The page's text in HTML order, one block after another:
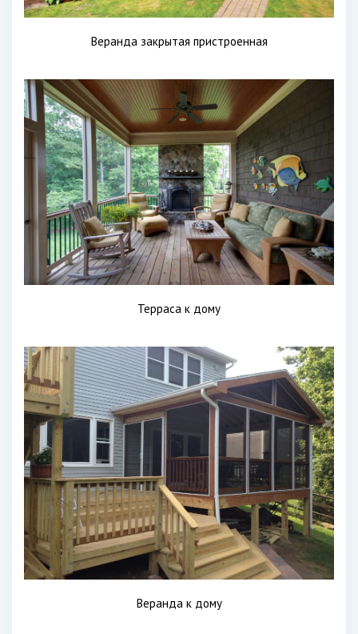
Веранда закрытая пристроенная
Терраса к дому
Веранда к дому